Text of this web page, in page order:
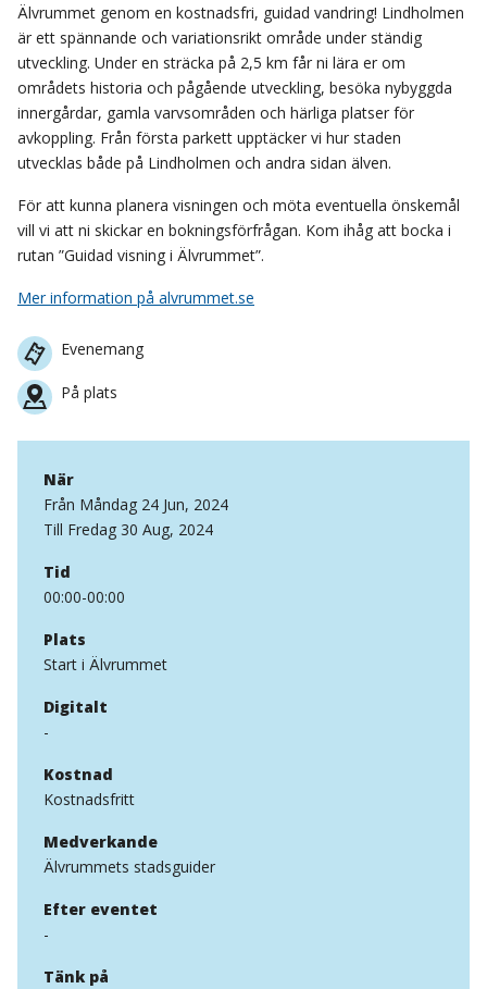
Älvrummet genom en kostnadsfri, guidad vandring! Lindholmen
är ett spännande och variationsrikt område under ständig
utveckling. Under en sträcka på 2,5 km får ni lära er om
områdets historia och pågående utveckling, besöka nybyggda
innergårdar, gamla varvsområden och härliga platser för
avkoppling. Från första parkett upptäcker vi hur staden
utvecklas både på Lindholmen och andra sidan älven.
För att kunna planera visningen och möta eventuella önskemål
vill vi att ni skickar en bokningsförfrågan. Kom ihåg att bocka i
rutan ”Guidad visning i Älvrummet”.
Mer information på alvrummet.se
Evenemang
På plats
När
Från Måndag 24 Jun, 2024
Till Fredag 30 Aug, 2024
Tid
00:00-00:00
Plats
Start i Älvrummet
Digitalt
-
Kostnad
Kostnadsfritt
Medverkande
Älvrummets stadsguider
Efter eventet
-
Tänk på